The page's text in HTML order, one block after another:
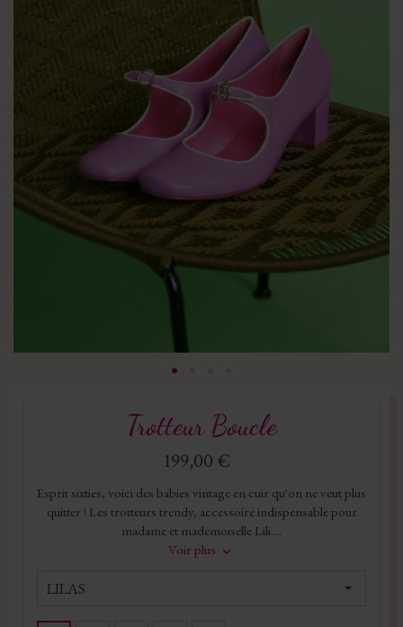
Trotteur Boucle
199,00 €
Esprit sixties, voici des babies vintage en cuir qu'on ne veut plus
quitter ! Les trotteurs trendy, accessoire indispensable pour
madame et mademoiselle Lili....
Voir plus
LILAS